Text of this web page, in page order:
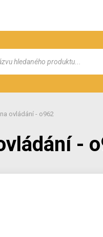
ovládání - o962
-